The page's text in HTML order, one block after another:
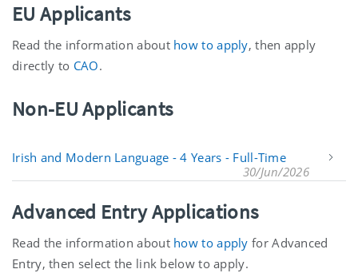
EU Applicants
Read the information about how to apply, then apply
directly to CAO.
Non-EU Applicants
Irish and Modern Language - 4 Years - Full-Time
30/Jun/2026
Advanced Entry Applications
Read the information about how to apply for Advanced
Entry, then select the link below to apply.